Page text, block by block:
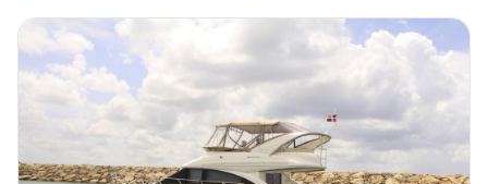
memorialize a love one. Look no further.
us
our